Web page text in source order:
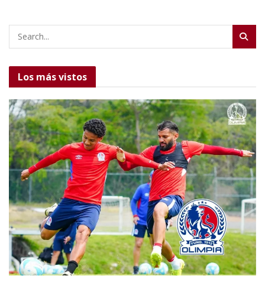
Los más vistos